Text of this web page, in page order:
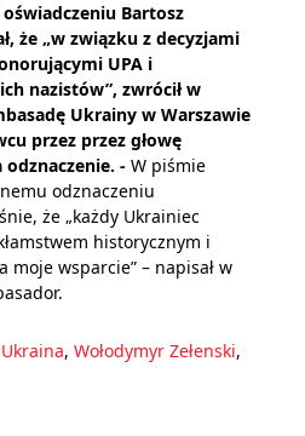
oświadczeniu Bartosz
że „w związku z decyzjami
UPA i
nazistów”, zwrócił w
Ukrainy w Warszawie
przez przez głowę
- W piśmie
odznaczeniu
że „każdy Ukrainiec
historycznym i
moje wsparcie” – napisał w
Ukraina, Wołodymyr Zełenski,